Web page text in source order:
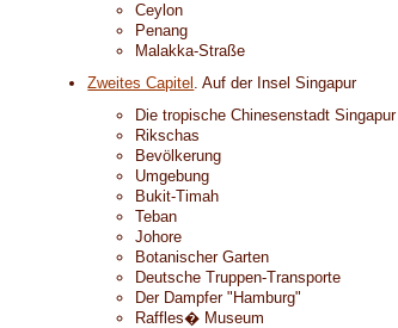
Ceylon
Penang
Malakka-Straße
Zweites Capitel . Auf der Insel Singapur
Die tropische Chinesenstadt Singapur
Rikschas
Bevölkerung
Umgebung
Bukit-Timah
Teban
Johore
Botanischer Garten
Deutsche Truppen-Transporte
Der Dampfer "Hamburg"
Raffles� Museum